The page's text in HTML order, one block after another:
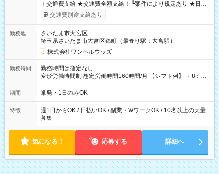
＋交通費支給 ★交通費全額支給！ ┗案件により規定あり ★日払
いOK！（規定あり） ┗働いたその日に現金GET♪ お仕事後はコ
ンビニATMから 日払い分を引き落とせます！ 【試用期間】試
交通費別途支給あり
勤務地
さいたま市大宮区
埼玉県さいたま市大宮区錦町（最寄り駅：大宮駅）
株式会社ワンベルウッズ
勤務時間
勤務時間は指定なし
変形労働時間制 想定労働時間160時間/月 【シフト例】 ・8：00
～21：00
期間 単発・1日のみOK
特徴
週1日からOK / 日払いOK / 副業・WワークOK / 10名以上の大量
募集
気になる！ 応募する 詳細へ